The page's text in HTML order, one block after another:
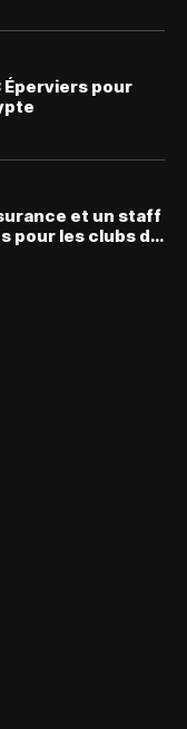
Éperviers pour
et un staff
pour les clubs de